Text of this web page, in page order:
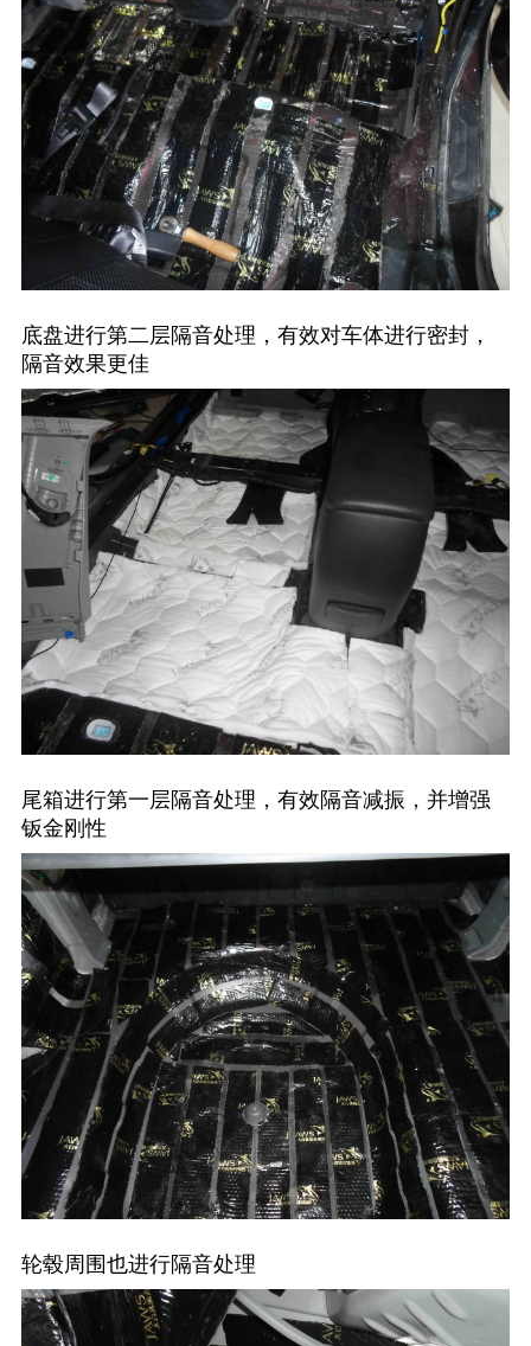
底盘进行第二层隔音处理，有效对车体进行密封，
隔音效果更佳
尾箱进行第一层隔音处理，有效隔音减振，并增强
钣金刚性
轮毂周围也进行隔音处理